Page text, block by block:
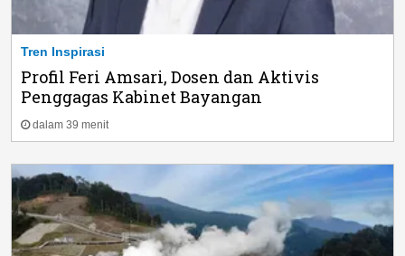
Tren Inspirasi
Profil Feri Amsari, Dosen dan Aktivis
Penggagas Kabinet Bayangan
dalam 39 menit